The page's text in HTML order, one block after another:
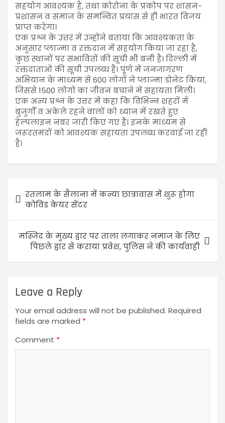
सहयोग आवश्यक है, तथा कोरोना के प्रकोप पर शासन-
प्रशासन व समाज के समन्वित प्रयास से ही भारत विजय
प्राप्त करेगा।
एक प्रश्न के उत्तर में उन्होंने बताया कि आवश्यकता के
अनुसार प्लाज्मा व रक्तदान में सहयोग किया जा रहा है,
कुछ स्थानों पर संभावितों की सूची भी बनी है। दिल्ली में
रक्तदाताओं की सूची उपलब्ध है। पूणे में जनजागरण
अभियान के माध्यम से 600 लोगों ने प्लाज्मा डोनेट किया,
जिससे 1500 लोगों का जीवन बचाने में सहायता मिली।
एक अन्य प्रश्न के उत्तर में कहा कि विभिन्न शहरों में
बुजुर्गों व अकेले रहने वालों को ध्यान में रखते हुए
हेल्पलाइन नंबर जारी किए गए हैं। इनके माध्यम से
जरूरतमंदों को आवश्यक सहायता उपलब्ध करवाई जा रही
है।
रतलाम के सैलाना में कन्या छात्रावास में शुरू होगा
कोविड केयर सेंटर
मस्जिद के मुख्य द्वार पर ताला लगाकर नमाज के लिए
पिछले द्वार से कराया प्रवेश, पुलिस ने की कार्यवाही
Leave a Reply
Your email address will not be published. Required
fields are marked *
Comment *